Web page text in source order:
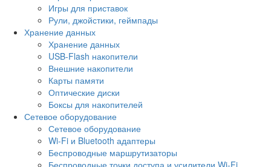
Игры для приставок
Рули, джойстики, геймпады
Хранение данных
Хранение данных
USB-Flash накопители
Внешние накопители
Карты памяти
Оптические диски
Боксы для накопителей
Сетевое оборудование
Сетевое оборудование
Wi-Fi и Bluetooth адаптеры
Беспроводные маршрутизаторы
Беспроводные точки доступа и усилители Wi-Fi